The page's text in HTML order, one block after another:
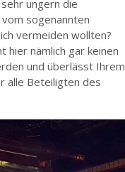
ungern die
sogenannten
vermeiden wollten?
hier nämlich gar keinen
und überlässt Ihrem
alle Beteiligten des